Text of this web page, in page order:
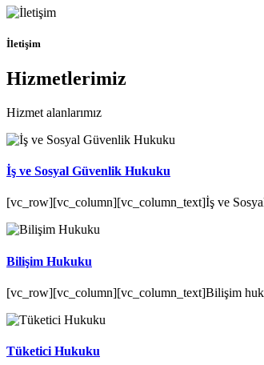
İletişim
Hizmetlerimiz
Hizmet alanlarımız
İş ve Sosyal Güvenlik Hukuku
[vc_row][vc_column][vc_column_text]İş ve
Bilişim Hukuku
[vc_row][vc_column][vc_column_text]Bilişim
Tüketici Hukuku